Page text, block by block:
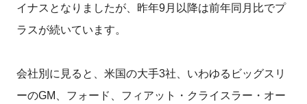
イナスとなりましたが、昨年9月以降は前年同月比でプ
ラスが続いています。
会社別に見ると、米国の大手3社、いわゆるビッグスリ
ーのGM、フォード、フィアット・クライスラー・オー